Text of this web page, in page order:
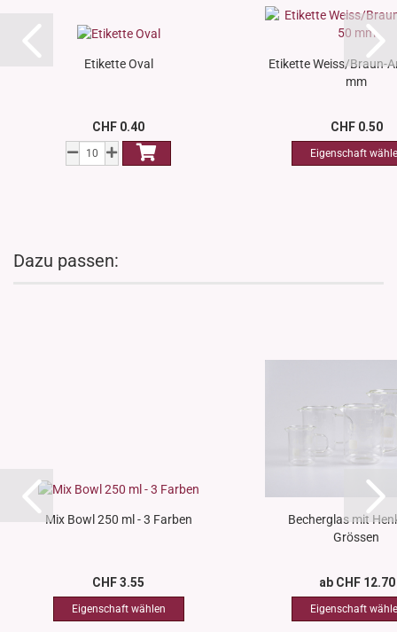
Etikette Oval
CHF 0.40
Etikette Weiss/Braun-
mm
CHF 0.50
Dazu passen:
Mix Bowl 250 ml - 3 Farben
CHF 3.55
Becherglas mit
Grössen
ab CHF 12.70